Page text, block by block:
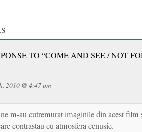
TO “COME AND SEE / NOT
2010 @ 4:47 pm
m-au cutremurat imaginile din acest film
contrastau cu atmosfera cenusie.